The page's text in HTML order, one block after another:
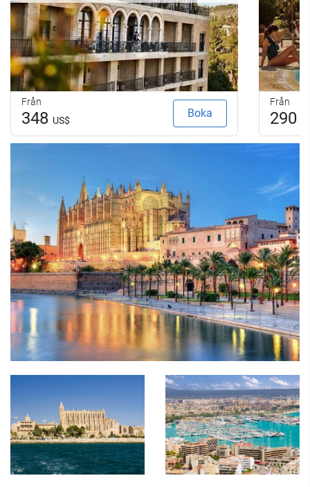
Från
348 US$
Boka
Från
290